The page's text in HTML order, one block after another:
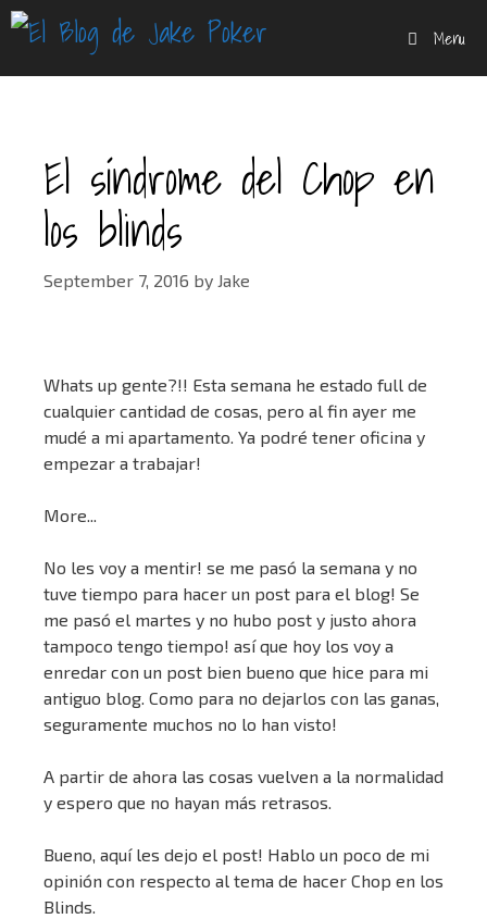
Skip
Menu
El síndrome del Chop en
los blinds
September 7, 2016 by Jake
Whats up gente?!! Esta semana he estado full de
cualquier cantidad de cosas, pero al fin ayer me
mudé a mi apartamento. Ya podré tener oficina y
empezar a trabajar!
More...
No les voy a mentir! se me pasó la semana y no
tuve tiempo para hacer un post para el blog! Se
me pasó el martes y no hubo post y justo ahora
tampoco tengo tiempo! así que hoy los voy a
enredar con un post bien bueno que hice para mi
antiguo blog. Como para no dejarlos con las ganas,
seguramente muchos no lo han visto!
A partir de ahora las cosas vuelven a la normalidad
y espero que no hayan más retrasos.
Bueno, aquí les dejo el post! Hablo un poco de mi
opinión con respecto al tema de hacer Chop en los
Blinds.